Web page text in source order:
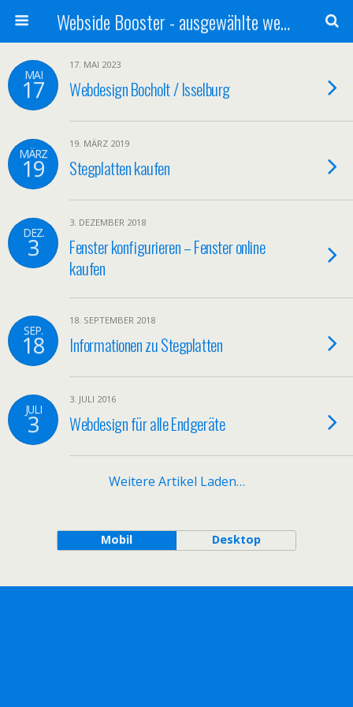
Webside Booster - ausgewählte websides
MAI
17
17. MAI 2023
Webdesign Bocholt / Isselburg
MÄRZ
19
19. MÄRZ 2019
Stegplatten kaufen
DEZ.
3
3. DEZEMBER 2018
Fenster konfigurieren – Fenster online
kaufen
SEP.
18
18. SEPTEMBER 2018
Informationen zu Stegplatten
JULI
3
3. JULI 2016
Webdesign für alle Endgeräte
Weitere Artikel Laden…
Mobil Desktop